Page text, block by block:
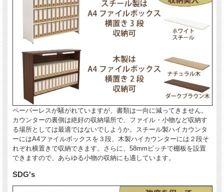
ペーパーレスが騒がれていますが、書類は一向に減ってきません。
カウンターの裏側は絶好の収納場所で、ファイル・小物など収納す
る場所としては最適ではないでしようか。スチール製ハイカウンタ
ーにはA4ファイルボックスを３段、木製ハイカウンターには２段そ
れぞれ横置きで収納できます。さらに、58mmピッチで棚板を設置
できますので、あらゆる小物の収納にも適しています。
SDG's